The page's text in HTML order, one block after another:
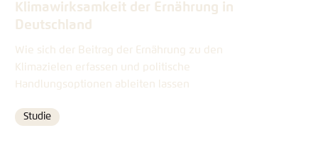
Klimawirksamkeit der Ernährung in
Deutschland
Wie sich der Beitrag der Ernährung zu den
Klimazielen erfassen und politische
Handlungsoptionen ableiten lassen
Format
Studie